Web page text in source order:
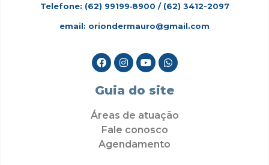
Telefone: (62) 99199‑8900 / (62) 3412-2097
email: oriondermauro@gmail.com
Guia do site
Áreas de atuação
Fale conosco
Agendamento